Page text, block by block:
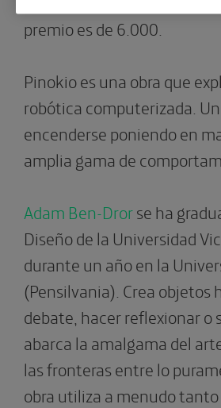
premio es de 6.000.
Pinokio es una obra que
robótica computerizada.
encenderse poniendo en
amplia gama de
Adam Ben-Drorse ha
Diseño de la Universidad
durante un año en la
(Pensilvania). Crea objetos
debate, hacer reflexionar o
abarca la amalgama del
las fronteras entre lo
obra utiliza a menudo